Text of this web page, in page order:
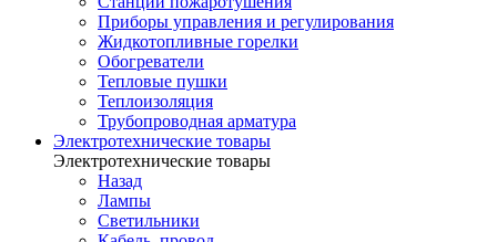
Приборы управления и регулирования
Жидкотопливные горелки
Обогреватели
Тепловые пушки
Теплоизоляция
Трубопроводная арматура
Электротехнические товары
Электротехнические товары
Назад
Лампы
Светильники